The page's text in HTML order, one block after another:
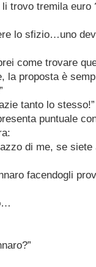
li trovo tremila
lo sfizio…uno
come trovare
la proposta è
tanto lo stesso!”
puntuale
di me, se siete
facendogli